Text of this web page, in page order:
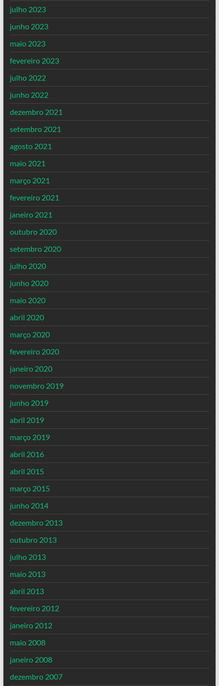
julho 2023
junho 2023
maio 2023
fevereiro 2023
julho 2022
junho 2022
dezembro 2021
setembro 2021
agosto 2021
maio 2021
março 2021
fevereiro 2021
janeiro 2021
outubro 2020
setembro 2020
julho 2020
junho 2020
maio 2020
abril 2020
março 2020
fevereiro 2020
janeiro 2020
novembro 2019
junho 2019
abril 2019
março 2019
abril 2016
abril 2015
março 2015
junho 2014
dezembro 2013
outubro 2013
julho 2013
maio 2013
abril 2013
fevereiro 2012
janeiro 2012
maio 2008
janeiro 2008
dezembro 2007